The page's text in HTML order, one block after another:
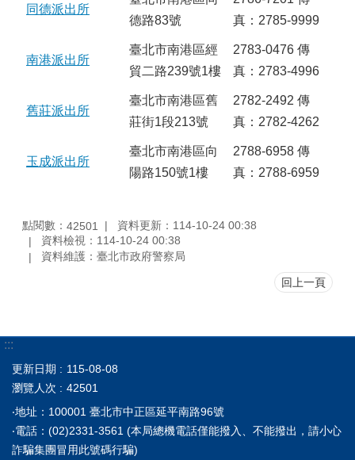
同德派出所
德路83號
真：2785-9999
南港派出所
臺北市南港區經
貿二路239號1樓
2783-0476 傳
真：2783-4996
舊莊派出所
臺北市南港區舊
莊街1段213號
2782-2492 傳
真：2782-4262
玉成派出所
臺北市南港區向
陽路150號1樓
2788-6958 傳
真：2788-6959
點閱數： 42501
資料更新：114-10-24 00:38
資料檢視：114-10-24 00:38
資料維護：臺北市政府警察局
回上一頁
:::
更新日期
115-08-08
瀏覽人次
42501
‧地址：100001 臺北市中正區延平南路96號
‧電話：(02)2331-3561 (本局總機電話僅能撥入、不能撥出，請小心
詐騙集團冒用此號碼行騙)